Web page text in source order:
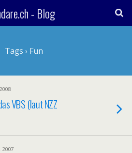
- Blog
Tags › Fun
VBS (laut NZZ
2007